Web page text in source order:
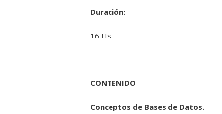
Duración:
16 Hs
CONTENIDO
Conceptos de Bases de Datos.